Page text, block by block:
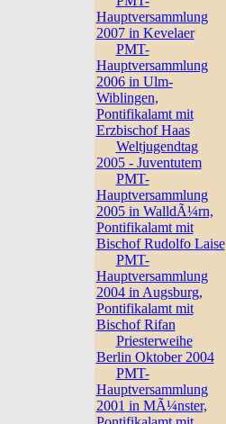
Hauptversammlung
2007 in Kevelaer
PMT-
Hauptversammlung
2006 in Ulm-
Wiblingen,
Pontifikalamt mit
Erzbischof Haas
Weltjugendtag
2005 - Juventutem
PMT-
Hauptversammlung
2005 in WalldÃ¼rn,
Pontifikalamt mit
Bischof Rudolfo Laise
PMT-
Hauptversammlung
2004 in Augsburg,
Pontifikalamt mit
Bischof Rifan
Priesterweihe
Berlin Oktober 2004
PMT-
Hauptversammlung
2001 in MÃ¼nster,